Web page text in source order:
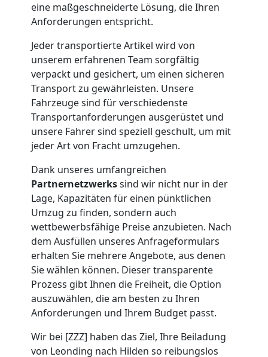
eine maßgeschneiderte Lösung, die Ihren
Anforderungen entspricht.
Jeder transportierte Artikel wird von
unserem erfahrenen Team sorgfältig
verpackt und gesichert, um einen sicheren
Transport zu gewährleisten. Unsere
Fahrzeuge sind für verschiedenste
Transportanforderungen ausgerüstet und
unsere Fahrer sind speziell geschult, um mit
jeder Art von Fracht umzugehen.
Dank unseres umfangreichen
Partnernetzwerkssind wir nicht nur in der
Lage, Kapazitäten für einen pünktlichen
Umzug zu finden, sondern auch
wettbewerbsfähige Preise anzubieten. Nach
dem Ausfüllen unseres Anfrageformulars
erhalten Sie mehrere Angebote, aus denen
Sie wählen können. Dieser transparente
Prozess gibt Ihnen die Freiheit, die Option
auszuwählen, die am besten zu Ihren
Anforderungen und Ihrem Budget passt.
Wir bei [ZZZ] haben das Ziel, Ihre Beiladung
von Leonding nach Hilden so reibungslos
Möbelmontage
Leonding
Möbeltransport
Leonding
Beiladung
Leonding
Mini
Umzug
Leonding
Umzug